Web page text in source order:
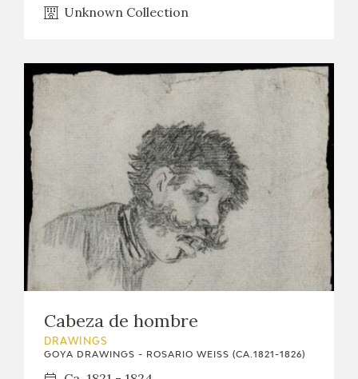
ARASAAC
Unknown Collection
Cabeza de hombre
DRAWINGS
GOYA DRAWINGS - ROSARIO WEISS (CA.1821-1826)